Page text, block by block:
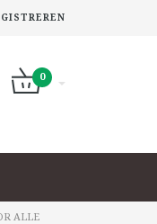
0
ALLE